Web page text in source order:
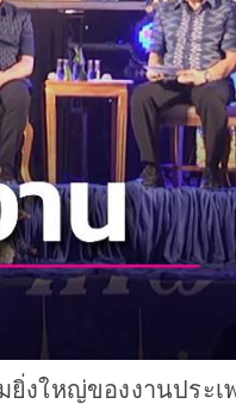
งใหญ่ของงานประ